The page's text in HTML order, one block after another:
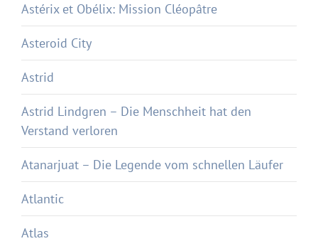
Astérix et Obélix: Mission Cléopâtre
Asteroid City
Astrid
Astrid Lindgren – Die Menschheit hat den
Verstand verloren
Atanarjuat – Die Legende vom schnellen Läufer
Atlantic
Atlas